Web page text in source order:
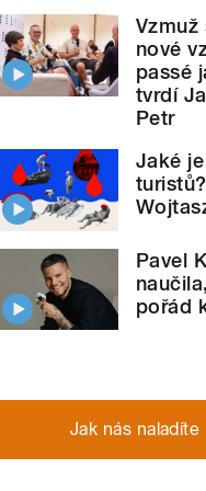
Vzmuž
nové
passé
tvrdí
Petr
Jaké
Pavel
pořád
Jak nás naladíte